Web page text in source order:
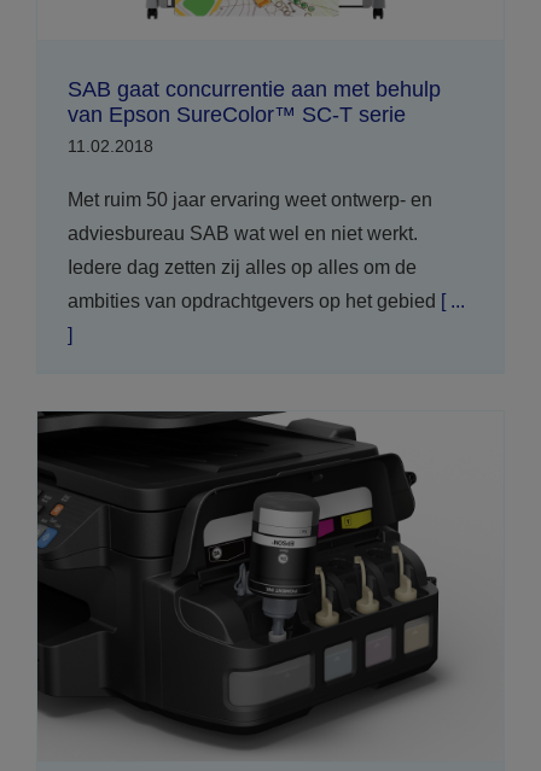
SAB gaat concurrentie aan met behulp
van Epson SureColor™ SC-T serie
11.02.2018
Met ruim 50 jaar ervaring weet ontwerp- en
adviesbureau SAB wat wel en niet werkt.
Iedere dag zetten zij alles op alles om de
ambities van opdrachtgevers op het gebied [ ...
]